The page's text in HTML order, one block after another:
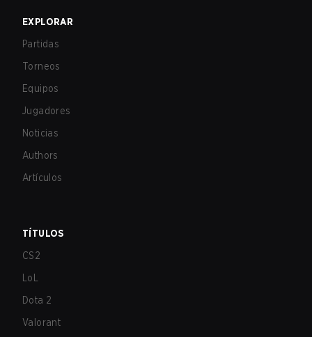
EXPLORAR
Partidas
Torneos
Equipos
Jugadores
Noticias
Authors
Artículos
TÍTULOS
CS2
LoL
Dota 2
Valorant